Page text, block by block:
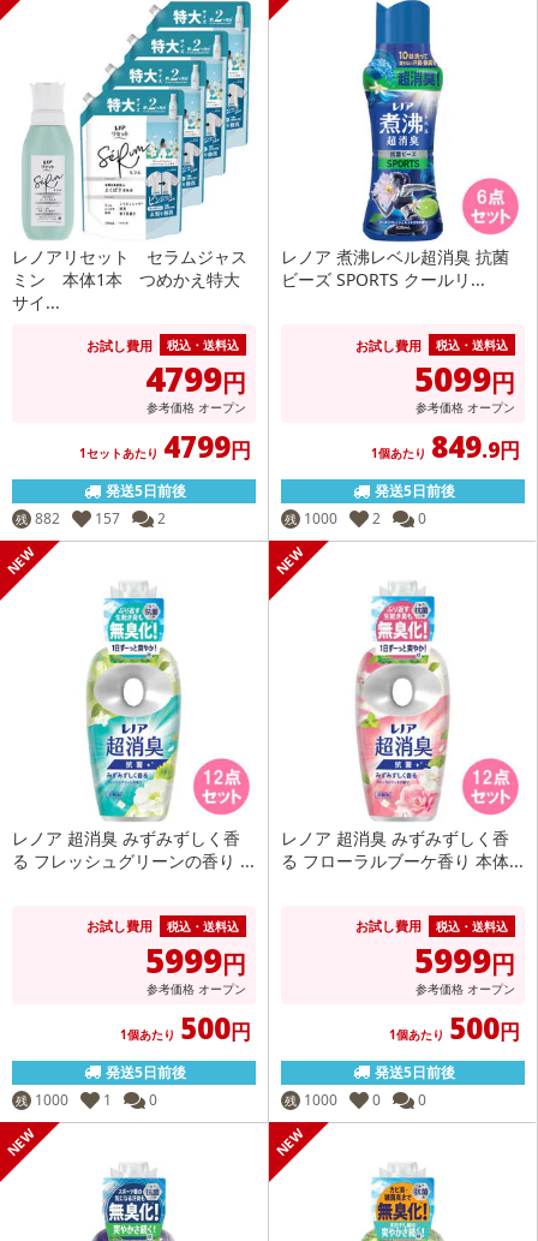
レノアリセット セラムジャス
ミン 本体1本 つめかえ特大
サイ...
お試し費用 税込・送料込
4799円
参考価格 オープン
1セットあたり 4799円
発送5日前後
残 882 157 2
レノア 煮沸レベル超消臭 抗菌
ビーズ SPORTS クールリ...
お試し費用 税込・送料込
5099円
参考価格 オープン
1個あたり 849.9円
発送5日前後
残 1000 2 0
レノア 超消臭 みずみずしく香
る フレッシュグリーンの香り ...
お試し費用 税込・送料込
5999円
参考価格 オープン
1個あたり 500円
発送5日前後
残 1000 1 0
レノア 超消臭 みずみずしく香
る フローラルブーケ香り 本体...
お試し費用 税込・送料込
5999円
参考価格 オープン
1個あたり 500円
発送5日前後
残 1000 0 0